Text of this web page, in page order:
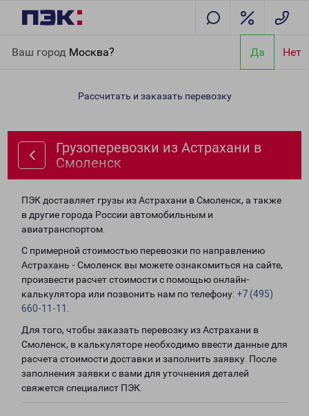
Ваш город Москва? Да Нет
Смоленск
Рассчитать и заказать перевозку
Грузоперевозки из Астрахани в
Смоленск
ПЭК доставляет грузы из Астрахани в Смоленск, а также
в другие города России автомобильным и
авиатранспортом.
С примерной стоимостью перевозки по направлению
Астрахань - Смоленск вы можете ознакомиться на сайте,
произвести расчет стоимости с помощью онлайн-
калькулятора или позвонить нам по телефону: +7 (495)
660-11-11
Для того, чтобы заказать перевозку из Астрахани в
Смоленск, в калькуляторе необходимо ввести данные для
расчета стоимости доставки и заполнить заявку. После
заполнения заявки с вами для уточнения деталей
свяжется специалист ПЭК.